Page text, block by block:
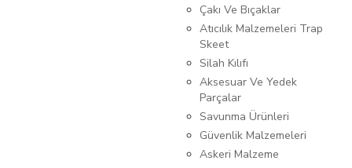
Çakı Ve Bıçaklar
Atıcılık Malzemeleri Trap
Skeet
Silah Kılıfı
Aksesuar Ve Yedek
Parçalar
Savunma Ürünleri
Güvenlik Malzemeleri
Askeri Malzeme